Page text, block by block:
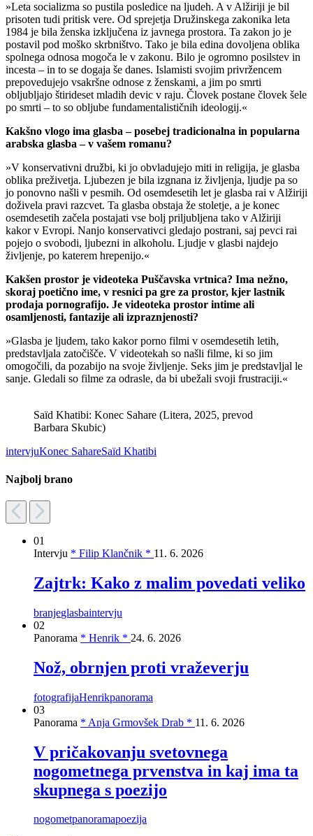
»Leta socializma so pustila posledice na ljudeh. A v Alžiriji je bil
prisoten tudi pritisk vere. Od sprejetja Družinskega zakonika leta
1984 je bila ženska izključena iz javnega prostora. Ta zakon jo je
postavil pod moško skrbništvo. Tako je bila edina dovoljena oblika
spolnega odnosa mogoča le v zakonu. Bilo je ogromno posilstev in
incesta – in to se dogaja še danes. Islamisti svojim privržencem
prepovedujejo vsakršne odnose z ženskami, a jim po smrti
obljubljajo štirideset mladih devic v raju. Človek postane človek šele
po smrti – to so obljube fundamentalističnih ideologij.«
Kakšno vlogo ima glasba – posebej tradicionalna in popularna
arabska glasba – v vašem romanu?
»V konservativni družbi, ki jo obvladujejo miti in religija, je glasba
oblika preživetja. Ljubezen je bila izgnana iz življenja, ljudje pa so
jo ponovno našli v pesmih. Od osemdesetih let je glasba rai v Alžiriji
doživela pravi razcvet. Ta glasba obstaja že stoletje, a je konec
osemdesetih začela postajati vse bolj priljubljena tako v Alžiriji
kakor v Evropi. Nanjo konservativci gledajo postrani, saj pevci rai
pojejo o svobodi, ljubezni in alkoholu. Ljudje v glasbi najdejo
življenje, po katerem hrepenijo.«
Kakšen prostor je videoteka Puščavska vrtnica? Ima nežno,
skoraj poetično ime, v resnici pa gre za prostor, kjer lastnik
prodaja pornografijo. Je videoteka prostor intime ali
osamljenosti, fantazije ali izpraznjenosti?
»Glasba je ljudem, tako kakor porno filmi v osemdesetih letih,
predstavljala zatočišče. V videotekah so našli filme, ki so jim
omogočili, da pozabijo na svoje življenje. Seks jim je predstavljal le
sanje. Gledali so filme za odrasle, da bi ubežali svoji frustraciji.«
Saïd Khatibi: Konec Sahare (Litera, 2025, prevod
Barbara Skubic)
intervjuKonec SahareSaïd Khatibi
Najbolj brano
01
Intervju * Filip Klančnik * 11. 6. 2026
Zajtrk: Kako z malim povedati veliko
branjeglasbaintervju
02
Panorama * Henrik * 24. 6. 2026
Nož, obrnjen proti vraževerju
fotografijaHenrikpanorama
03
Panorama * Anja Grmovšek Drab * 11. 6. 2026
V pričakovanju svetovnega
nogometnega prvenstva in kaj ima ta
skupnega s poezijo
nogometpanoramapoezija